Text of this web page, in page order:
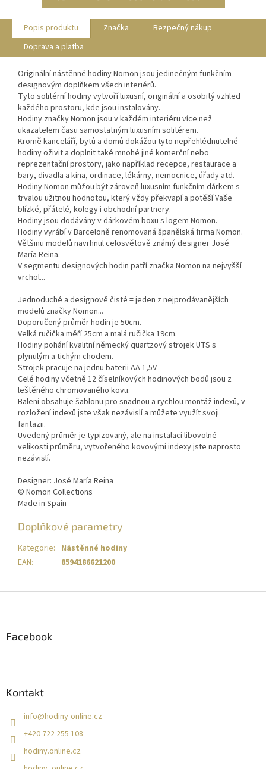
Popis produktu Značka
Bezpečný nákup
Doprava a platba
Originální nástěnné hodiny Nomon jsou jedinečným funkčním
designovým doplňkem všech interiérů.
Tyto solitérní hodiny vytvoří luxusní, originální a osobitý vzhled
každého prostoru, kde jsou instalovány.
Hodiny značky Nomon jsou v každém interiéru více než
ukazatelem času samostatným luxusním solitérem.
Kromě kanceláří, bytů a domů dokážou tyto nepřehlédnutelné
hodiny oživit a doplnit také mnohé jiné komerční nebo
reprezentační prostory, jako například recepce, restaurace a
bary, divadla a kina, ordinace, lékárny, nemocnice, úřady atd.
Hodiny Nomon můžou být zároveň luxusním funkčním dárkem s
trvalou užitnou hodnotou, který vždy překvapí a potěší Vaše
blízké, přátelé, kolegy i obchodní partnery.
Hodiny jsou dodávány v dárkovém boxu s logem Nomon.
Hodiny vyrábí v Barceloně renomovaná španělská firma Nomon.
Většinu modelů navrhnul celosvětově známý designer José
María Reina.
V segmentu designových hodin patří značka Nomon na nejvyšší
vrchol...
Jednoduché a designově čisté = jeden z nejprodávanějších
modelů značky Nomon...
Doporučený průměr hodin je 50cm.
Velká ručička měří 25cm a malá ručička 19cm.
Hodiny pohání kvalitní německý quartzový strojek UTS s
plynulým a tichým chodem.
Strojek pracuje na jednu baterii AA 1,5V
Celé hodiny včetně 12 číselníkových hodinových bodů jsou z
leštěného chromovaného kovu.
Balení obsahuje šablonu pro snadnou a rychlou montáž indexů, v
rozložení indexů jste však nezávislí a můžete využít svoji
fantazii.
Uvedený průměr je typizovaný, ale na instalaci libovolné
velikosti průměru, vytvořeného kovovými indexy jste naprosto
nezávislí.
Designer: José María Reina
© Nomon Collections
Made in Spain
Doplňkové parametry
Kategorie: Nástěnné hodiny
EAN: 8594186621200
Facebook
Kontakt
info@hodiny-online.cz
+420 722 255 108
hodiny.online.cz